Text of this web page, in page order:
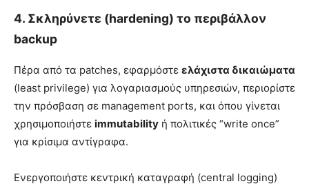
4. Σκληρύνετε (hardening) το περιβάλλον
backup
Πέρα από τα patches, εφαρμόστε ελάχιστα δικαιώματα
(least privilege) για λογαριασμούς υπηρεσιών, περιορίστε
την πρόσβαση σε management ports, και όπου γίνεται
χρησιμοποιήστε immutability ή πολιτικές “write once”
για κρίσιμα αντίγραφα.
Ενεργοποιήστε κεντρική καταγραφή (central logging)